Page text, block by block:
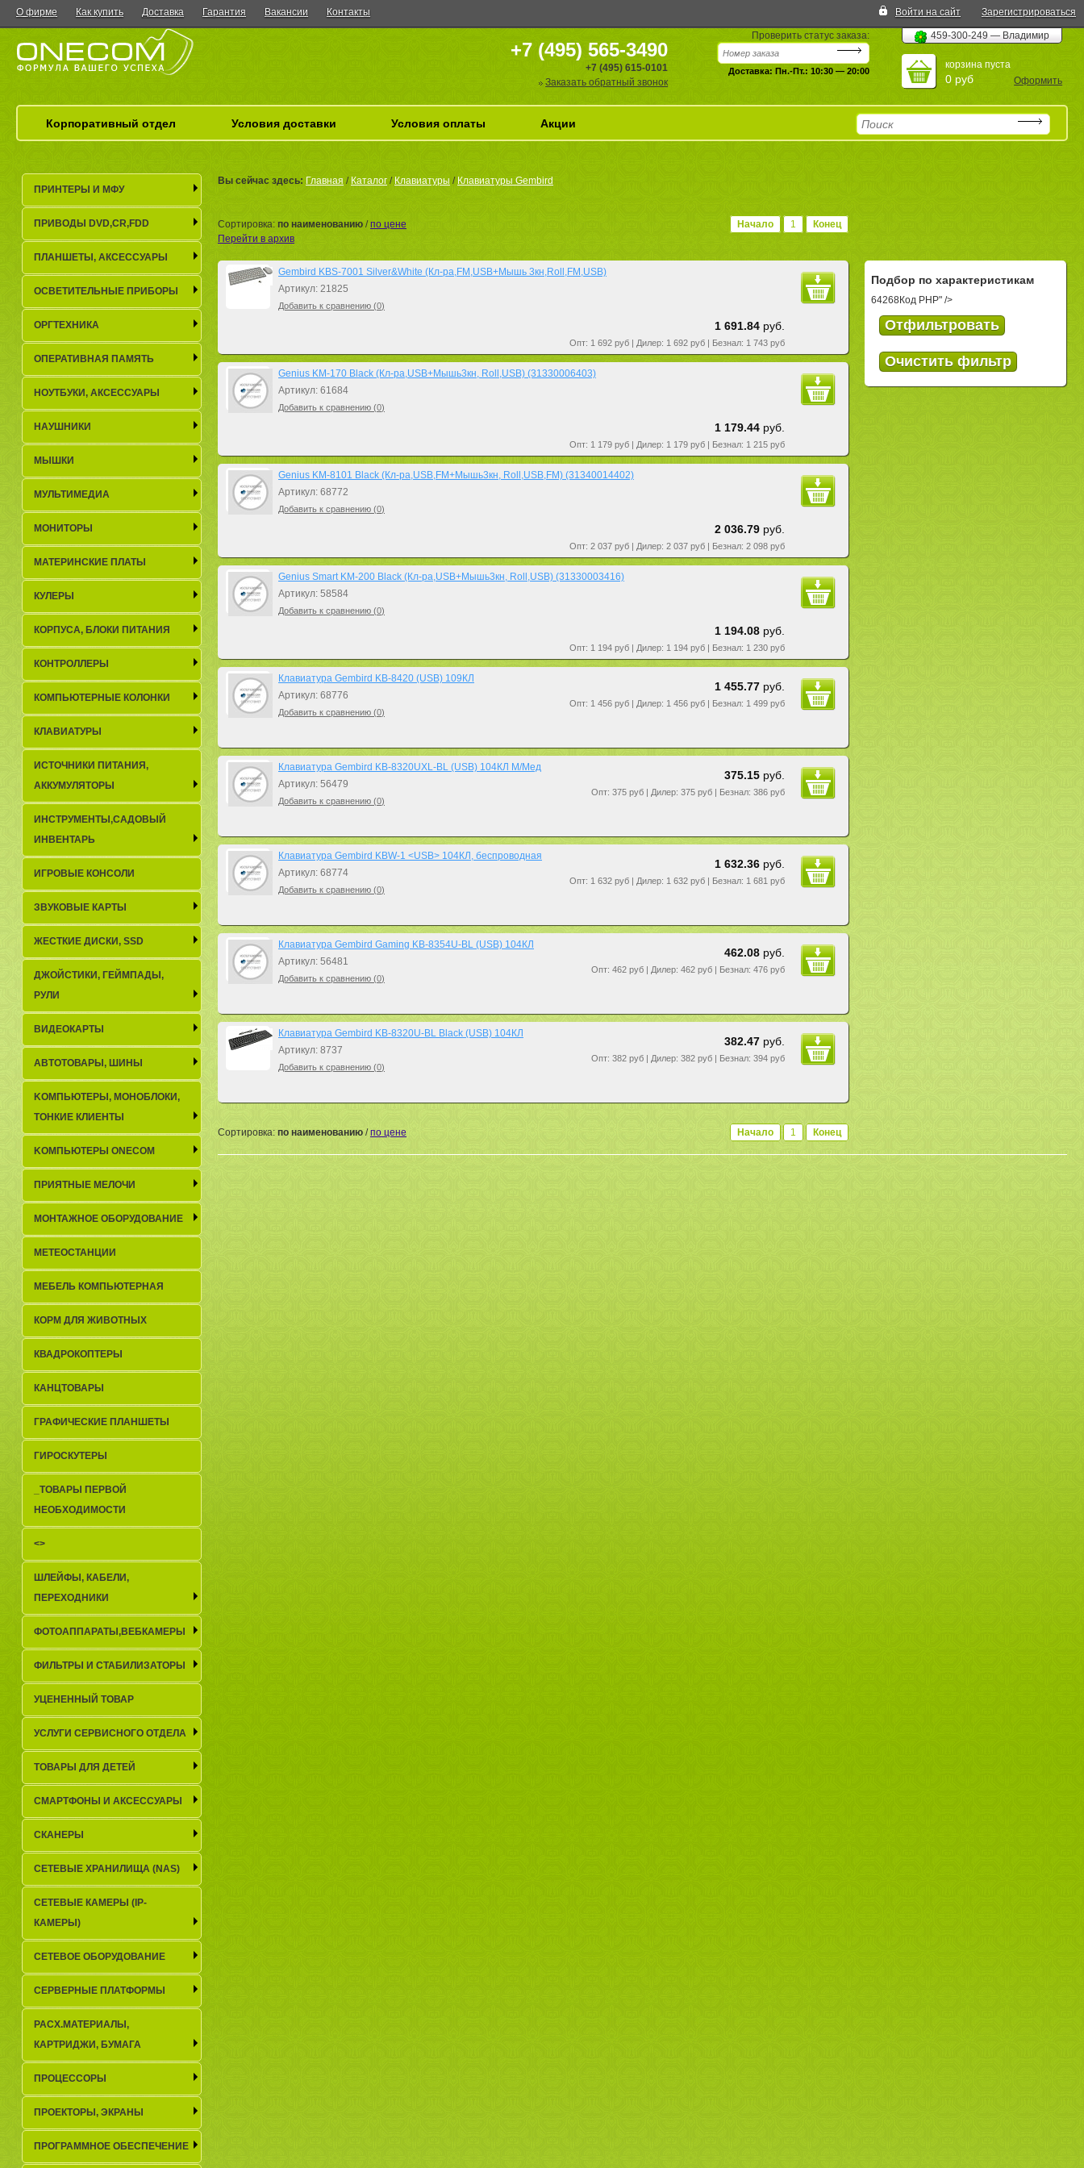
О фирме Как купить Доставка Гарантия Вакансии Контакты Войти на сайт Зарегистрироваться
+7 (495) 565-3490
+7 (495) 615-0101
Заказать обратный звонок
Проверить статус заказа:
Доставка: Пн.-Пт.: 10:30 — 20:00
459-300-249 — Владимир
корзина пуста
0 руб Оформить
Корпоративный отдел Условия доставки Условия оплаты Акции
Вы сейчас здесь: Главная / Каталог / Клавиатуры / Клавиатуры Gembird
Начало 1 Конец
Сортировка: по наименованию /по цене
Перейти в архив
Gembird KBS-7001 Silver&White (Кл-ра,FM,USB+Мышь 3кн,Roll,FM,USB)
Артикул: 21825
Добавить к сравнению (0)
1 691.84 руб.
Опт: 1 692 руб | Дилер: 1 692 руб | Безнал: 1 743 руб
Genius KM-170 Black (Кл-ра,USB+Мышь3кн, Roll,USB) (31330006403)
Артикул: 61684
Добавить к сравнению (0)
1 179.44 руб.
Опт: 1 179 руб | Дилер: 1 179 руб | Безнал: 1 215 руб
Genius KM-8101 Black (Кл-ра,USB,FM+Мышь3кн, Roll,USB,FM) (31340014402)
Артикул: 68772
Добавить к сравнению (0)
2 036.79 руб.
Опт: 2 037 руб | Дилер: 2 037 руб | Безнал: 2 098 руб
Genius Smart KM-200 Black (Кл-ра,USB+Мышь3кн, Roll,USB) (31330003416)
Артикул: 58584
Добавить к сравнению (0)
1 194.08 руб.
Опт: 1 194 руб | Дилер: 1 194 руб | Безнал: 1 230 руб
Клавиатура Gembird KB-8420 (USB) 109КЛ
Артикул: 68776
Добавить к сравнению (0)
1 455.77 руб.
Опт: 1 456 руб | Дилер: 1 456 руб | Безнал: 1 499 руб
Клавиатура Gembird KB-8320UXL-BL (USB) 104КЛ М/Мед
Артикул: 56479
Добавить к сравнению (0)
375.15 руб.
Опт: 375 руб | Дилер: 375 руб | Безнал: 386 руб
Клавиатура Gembird KBW-1 <USB> 104КЛ, беспроводная
Артикул: 68774
Добавить к сравнению (0)
1 632.36 руб.
Опт: 1 632 руб | Дилер: 1 632 руб | Безнал: 1 681 руб
Клавиатура Gembird Gaming KB-8354U-BL (USB) 104КЛ
Артикул: 56481
Добавить к сравнению (0)
462.08 руб.
Опт: 462 руб | Дилер: 462 руб | Безнал: 476 руб
Клавиатура Gembird KB-8320U-BL Black (USB) 104КЛ
Артикул: 8737
Добавить к сравнению (0)
382.47 руб.
Опт: 382 руб | Дилер: 382 руб | Безнал: 394 руб
Начало 1 Конец
Сортировка: по наименованию /по цене
Подбор по характеристикам
64268Код PHP" />
ПРИНТЕРЫ И МФУ
ПРИВОДЫ DVD,CR,FDD
ПЛАНШЕТЫ, АКСЕСCУАРЫ
ОСВЕТИТЕЛЬНЫЕ ПРИБОРЫ
ОРГТЕХНИКА
ОПЕРАТИВНАЯ ПАМЯТЬ
НОУТБУКИ, АКСЕСCУАРЫ
НАУШНИКИ
МЫШКИ
МУЛЬТИМЕДИА
МОНИТОРЫ
МАТЕРИНСКИЕ ПЛАТЫ
КУЛЕРЫ
КОРПУСА, БЛОКИ ПИТАНИЯ
КОНТРОЛЛЕРЫ
КОМПЬЮТЕРНЫЕ КОЛОНКИ
КЛАВИАТУРЫ
ИСТОЧНИКИ ПИТАНИЯ,
АККУМУЛЯТОРЫ
ИНСТРУМЕНТЫ,САДОВЫЙ
ИНВЕНТАРЬ
ИГРОВЫЕ КОНСОЛИ
ЗВУКОВЫЕ КАРТЫ
ЖЕСТКИЕ ДИСКИ, SSD
ДЖОЙСТИКИ, ГЕЙМПАДЫ,
РУЛИ
ВИДЕОКАРТЫ
АВТОТОВАРЫ, ШИНЫ
KОМПЬЮТЕРЫ, МОНОБЛОКИ,
ТОНКИЕ КЛИЕНТЫ
KОМПЬЮТЕРЫ ONECOM
ПРИЯТНЫЕ МЕЛОЧИ
МОНТАЖНОЕ ОБОРУДОВАНИЕ
МЕТЕОСТАНЦИИ
МЕБЕЛЬ КОМПЬЮТЕРНАЯ
КОРМ ДЛЯ ЖИВОТНЫХ
КВАДРОКОПТЕРЫ
КАНЦТОВАРЫ
ГРАФИЧЕСКИЕ ПЛАНШЕТЫ
ГИРОСКУТЕРЫ
_TОВАРЫ ПЕРВОЙ
НЕОБХОДИМОСТИ
<>
ШЛЕЙФЫ, КАБЕЛИ,
ПЕРЕХОДНИКИ
ФОТОАППАРАТЫ,ВЕБКАМЕРЫ
ФИЛЬТРЫ И СТАБИЛИЗАТОРЫ
УЦЕНЕННЫЙ ТОВАР
УСЛУГИ СЕРВИСНОГО ОТДЕЛА
ТОВАРЫ ДЛЯ ДЕТЕЙ
СМАРТФОНЫ И АКСЕССУАРЫ
СКАНЕРЫ
СЕТЕВЫЕ ХРАНИЛИЩА (NAS)
СЕТЕВЫЕ КАМЕРЫ (IP-
КАМЕРЫ)
СЕТЕВОЕ ОБОРУДОВАНИЕ
СЕРВЕРНЫЕ ПЛАТФОРМЫ
РАСХ.МАТЕРИАЛЫ,
КАРТРИДЖИ, БУМАГА
ПРОЦЕССОРЫ
ПРОЕКТОРЫ, ЭКРАНЫ
ПРОГРАММНОЕ ОБЕСПЕЧЕНИЕ